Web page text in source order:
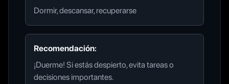
Dormir, descansar, recuperarse
Recomendación:
¡Duerme! Si estás despierto, evita tareas o
decisiones importantes.